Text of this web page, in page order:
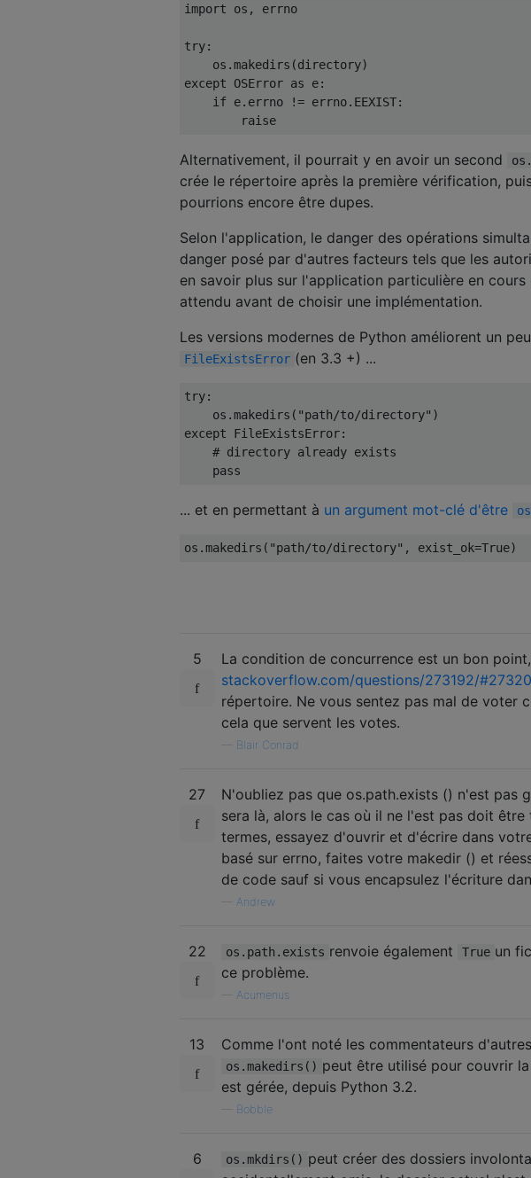
import os , errno
try:
    os
.makedirs (directory)
except
OSError as e:
if e. errno != errno. EEXIST:
raise
Alternativement, il pourrait y en avoir un second
crée le répertoire après la première vérification,
pourrions encore être dupes.
Selon l'application, le danger des opérations
danger posé par d'autres facteurs tels que les
en savoir plus sur l'application particulière en
attendu avant de choisir une implémentation.
Les versions modernes de Python améliorent un
FileExistsError (en 3.3 +) ...
try:
    os
.makedirs ( "path/to/directory" )
except
FileExistsError:
# directory already exists
pass
... et en permettant à un argument mot-clé d'être
os .makedirs ( "path/to/directory" , exist_ok=True)
5
La condition de concurrence est un bon
stackoverflow.com/questions/273192/
répertoire. Ne vous sentez pas mal de voter
cela que servent les votes.
Blair Conrad
27
N'oubliez pas que os.path.exists () n'est pas
sera là, alors le cas où il ne l'est pas doit
termes, essayez d'ouvrir et d'écrire dans
basé sur errno, faites votre makedir () et
de code sauf si vous encapsulez l'écriture
Andrew
22 os.path.exists renvoie également True un
ce problème.
Acumenus
13 Comme l'ont noté les commentateurs
os.makedirs() peut être utilisé pour couvrir
est gérée, depuis Python 3.2.
Bobble
6 os.mkdirs() peut créer des dossiers